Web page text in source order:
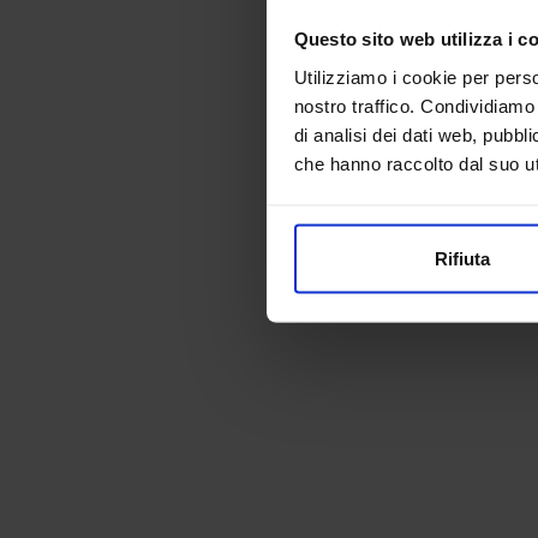
Questo sito web utilizza i
Utilizziamo i cookie per
nostro traffico.
di analisi dei dati web,
che hanno raccolto dal suo
Rifiuta
Application